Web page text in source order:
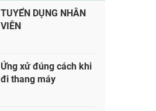
TUYỂN DỤNG NHÂN
VIÊN
Ứng xử đúng cách khi
đi thang máy